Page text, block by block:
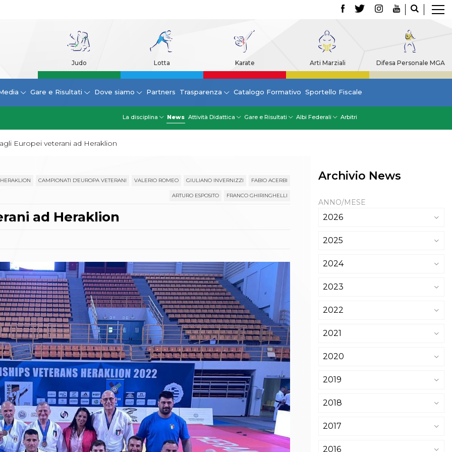
Judo Lotta Karate Arti Marziali Difesa Personale MGA
Gare e Risultati Dove siamo Partners Trasparenza Catalogo Formativo Sportello Fiscale
La disciplina News Attività Didattica Gare e Risultati Albi Federali Arbitri
Europei veterani ad Heraklion
HERAKLION CAMPIONATI D'EUROPA VETERANI VALERIO ROMEO GIULIANO INVERNIZZI FABIO ACERBI
ARTURO ESPOSITO FRANCO GHIRINGHELLI
ad Heraklion
Archivio News
ANNO/MESE
2026
2025
2024
2023
2022
2021
2020
2019
2018
2017
2016